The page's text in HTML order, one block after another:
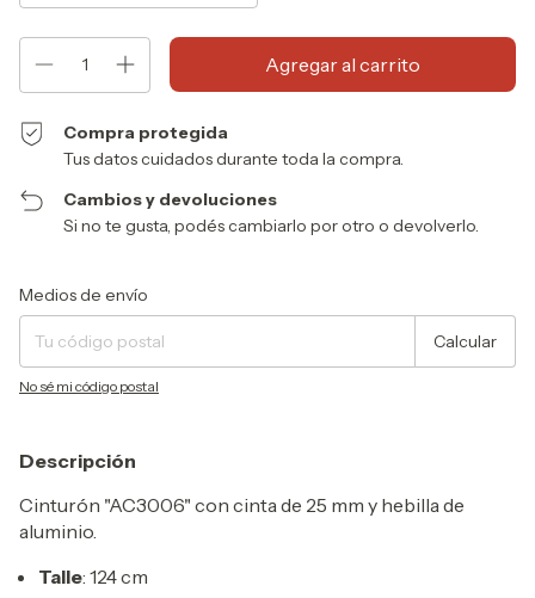
Compra protegida
Tus datos cuidados durante toda la compra.
Cambios y devoluciones
Si no te gusta, podés cambiarlo por otro o devolverlo.
Entregas para el CP:
Medios de envío
Calcular
No sé mi código postal
Descripción
Cinturón "AC3006" con cinta de 25 mm y hebilla de
aluminio.
Talle: 124 cm